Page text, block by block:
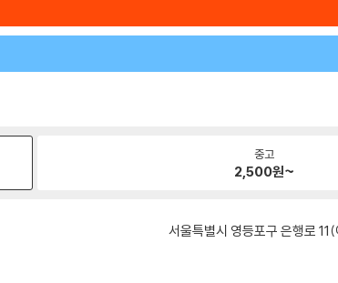
중고
2,500원~
서울특별시 영등포구 은행로